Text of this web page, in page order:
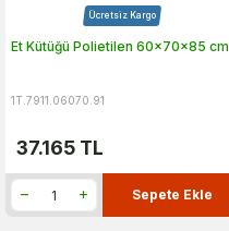
Ücretsiz Kargo
Et Kütüğü Polietilen 60x70x85 cm
1T.7911.06070.91
37.165 TL
Sepete Ekle